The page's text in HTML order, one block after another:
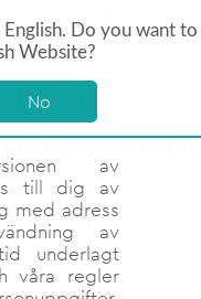
av
till dig av
med adress
av
underlagt
våra regler
Do you want to
Website?
No